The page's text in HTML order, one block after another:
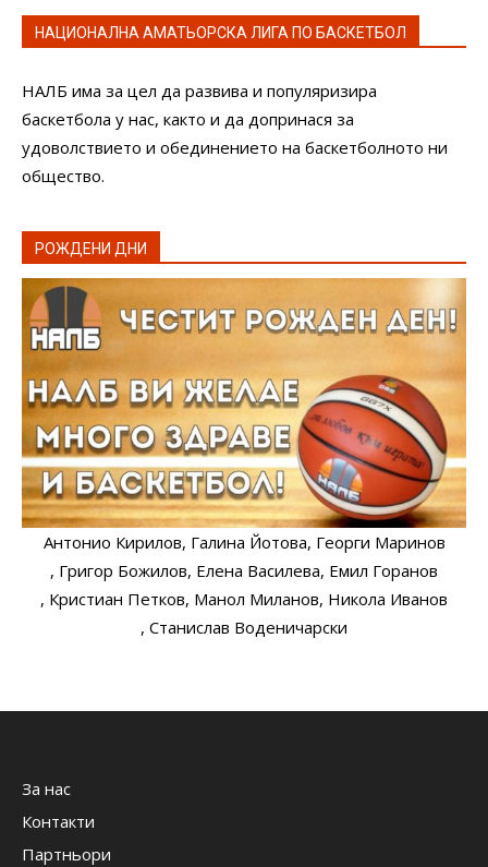
НАЦИОНАЛНА АМАТЬОРСКА ЛИГА ПО БАСКЕТБОЛ
НАЛБ има за цел да развива и популяризира
баскетбола у нас, както и да допринася за
удоволствието и обединението на баскетболното ни
общество.
РОЖДЕНИ ДНИ
Антонио Кирилов, Галина Йотова, Георги Маринов
, Григор Божилов, Елена Василева, Емил Горанов
, Кристиан Петков, Манол Миланов, Никола Иванов
, Станислав Воденичарски
За нас
Контакти
Партньори